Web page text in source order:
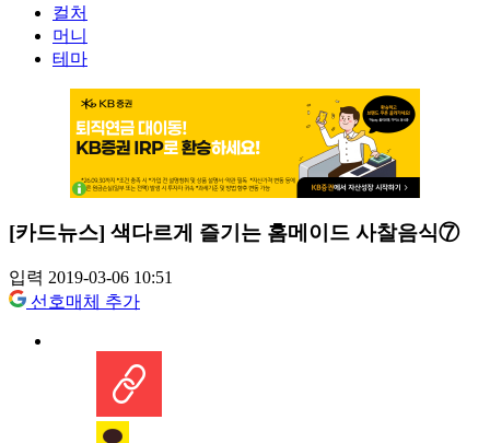
컬처
머니
테마
[카드뉴스] 색다르게 즐기는 홈메이드 사찰음식⑦
입력 2019-03-06 10:51
선호매체 추가